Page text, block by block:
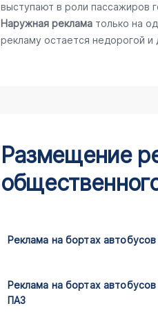
выступают в роли пассажиров
Наружная реклама только на
рекламу остается недорогой и
Размещение
Реклама на бортах автобусов
Реклама на бортах автобусов
ПАЗ